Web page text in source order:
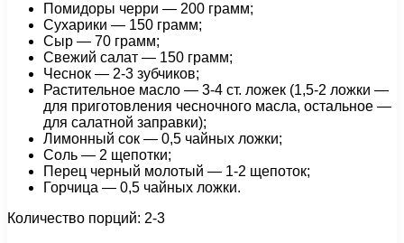
Помидоры черри — 200 грамм;
Сухарики — 150 грамм;
Сыр — 70 грамм;
Свежий салат — 150 грамм;
Чеснок — 2-3 зубчиков;
Растительное масло — 3-4 ст. ложек (1,5-2 ложки —
для приготовления чесночного масла, остальное —
для салатной заправки);
Лимонный сок — 0,5 чайных ложки;
Соль — 2 щепотки;
Перец черный молотый — 1-2 щепоток;
Горчица — 0,5 чайных ложки.
Количество порций: 2-3